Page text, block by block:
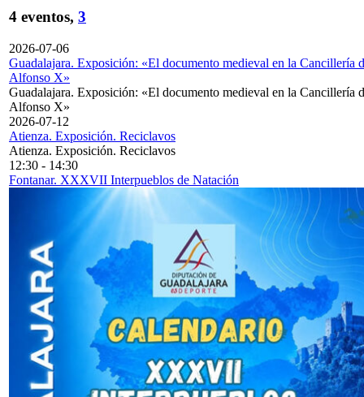
4 eventos, 3
2026-07-06
Guadalajara. Exposición: «El documento medieval en la Cancillería
Alfonso X»
Guadalajara. Exposición: «El documento medieval en la Cancillería
Alfonso X»
2026-07-12
Atienza. Exposición. Reciclavos
Atienza. Exposición. Reciclavos
12:30 - 14:30
Fontanar. XXXVII Interpueblos de Natación